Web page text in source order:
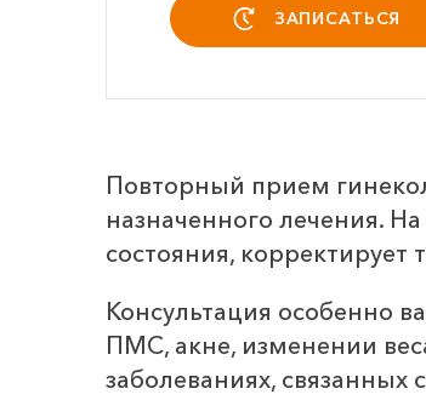
ЗАПИСАТЬСЯ
Повторный прием
назначенного лечения.
состояния,
Консультация особенно
ПМС, акне, изменении
заболеваниях,